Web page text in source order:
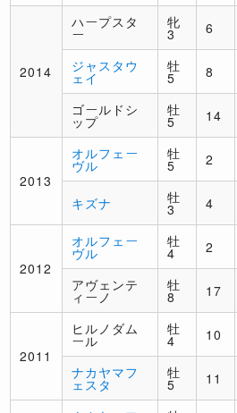
2014
ハープスタ
ー
牝
3 6
ジャスタウ
ェイ
牡
5 8
ゴールドシ
ップ
牡
5 14
2013
オルフェー
ヴル
牡
5 2
キズナ 牡
3 4
2012
オルフェー
ヴル
牡
4 2
アヴェンテ
ィーノ
牡
8 17
2011
ヒルノダム
ール
牡
4 10
ナカヤマフ
ェスタ
牡
5 11